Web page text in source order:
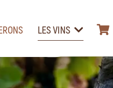
LES VINS